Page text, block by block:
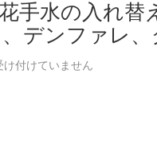
手水の入れ替
、デンファレ
け付けていません